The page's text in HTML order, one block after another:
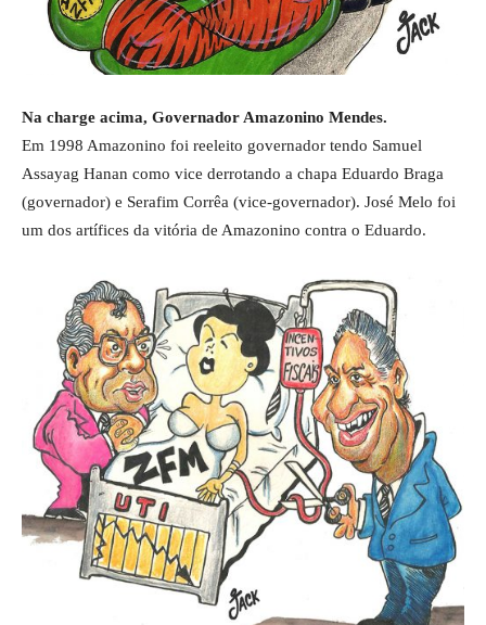
Na charge acima, Governador Amazonino Mendes.
Em 1998 Amazonino foi reeleito governador tendo Samuel
Assayag Hanan como vice derrotando a chapa Eduardo Braga
(governador) e Serafim Corrêa (vice-governador). José Melo foi
um dos artífices da vitória de Amazonino contra o Eduardo.